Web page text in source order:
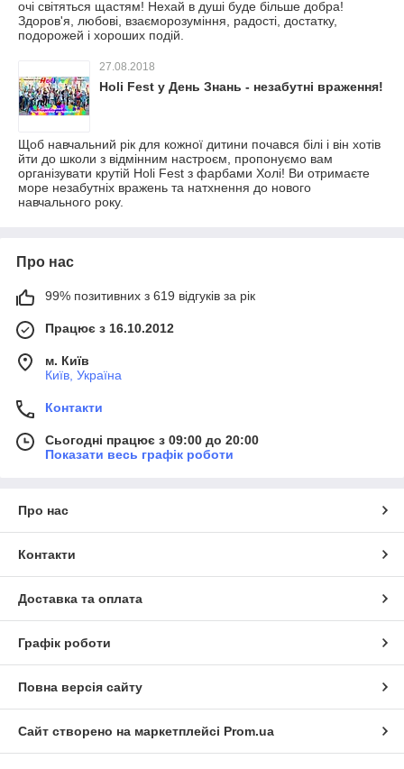
очі світяться щастям! Нехай в душі буде більше добра!
Здоров'я, любові, взаєморозуміння, радості, достатку,
подорожей і хороших подій.
27.08.2018
Holi Fest у День Знань - незабутні враження!
Щоб навчальний рік для кожної дитини почався білі і він хотів
йти до школи з відмінним настроєм, пропонуємо вам
організувати крутій Holi Fest з фарбами Холі! Ви отримаєте
море незабутніх вражень та натхнення до нового
навчального року.
Про нас
99% позитивних з 619 відгуків за рік
Працює з 16.10.2012
м. Київ
Київ, Україна
Контакти
Сьогодні працює з 09:00 до 20:00
Показати весь графік роботи
Про нас
Контакти
Доставка та оплата
Графік роботи
Повна версія сайту
Сайт створено на маркетплейсі Prom.ua